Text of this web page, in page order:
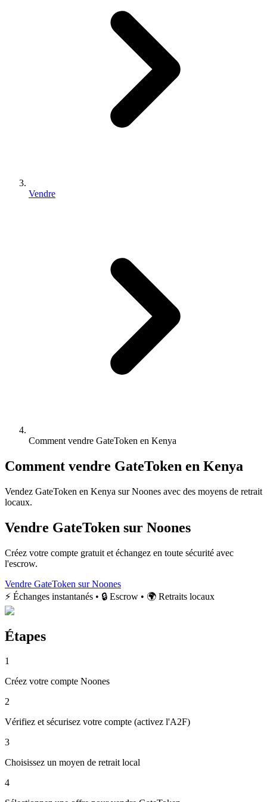
Vendre
Comment vendre GateToken en Kenya
Comment vendre GateToken en Kenya
Vendez GateToken en Kenya sur Noones avec des moyens de retrait
locaux.
Vendre GateToken sur Noones
Créez votre compte gratuit et échangez en toute sécurité avec
l'escrow.
Vendre GateToken sur Noones
⚡ Échanges instantanés • 🔒 Escrow • 🌍 Retraits locaux
Étapes
1
Créez votre compte Noones
2
Vérifiez et sécurisez votre compte (activez l'A2F)
3
Choisissez un moyen de retrait local
4